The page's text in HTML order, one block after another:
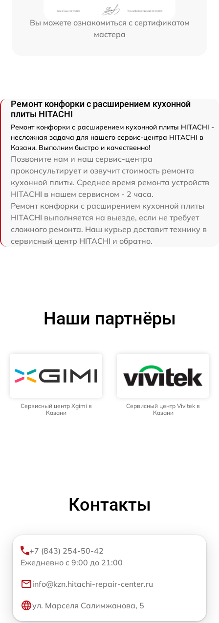
Вы можете ознакомиться с сертификатом
мастера
Ремонт конфорки с расширением кухонной
плиты HITACHI
Ремонт конфорки с расширением кухонной плиты HITACHI -
несложная задача для нашего сервис-центра HITACHI в
Казани. Выполним быстро и качественно!
Позвоните нам и наш сервис-центра
проконсультирует и озвучит стоимость ремонта
кухонной плиты. Среднее время ремонта устройств
HITACHI в нашем сервисном - 2 часа.
Ремонт конфорки с расширением кухонной плиты
HITACHI выполняется на выезде, если не требует
сложного ремонта. Наш курьер доставит технику в
сервисный центр HITACHI и обратно.
Наши партнёры
Сервисный центр Xgimi в
Казани
Сервисный центр Vivitek в
Казани
Контакты
+7 (843) 254-50-42
Ежедневно с 9:00 до 21:00
info@kzn.hitachi-repair-center.ru
ул. Марселя Салимжанова, 5